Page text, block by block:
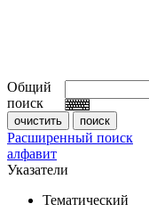
Общий
поиск
Расширенный поиск
алфавит
Указатели
Тематический